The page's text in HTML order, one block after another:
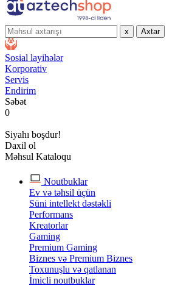
x Axtar
Sosial layihələr
Korporativ
Servis
Endirim
Səbət
0
Siyahı boşdur!
Daxil ol
Məhsul Kataloqu
Noutbuklar
Ev və təhsil üçün
Süni intellekt dəstəkli
Performans
Kreatorlar
Gaming
Premium Gaming
Biznes və Premium Biznes
Toxunuşlu və qatlanan
İmicli noutbuklar